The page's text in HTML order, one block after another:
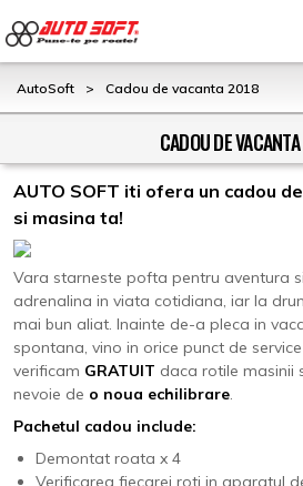
AutoSoft > Cadou de vacanta 2018
CADOU DE
AUTO SOFT iti ofera un cadou
si masina ta!
Vara starneste pofta pentru aventura
adrenalina in viata cotidiana, iar la
mai bun aliat. Inainte de-a pleca in
spontana, vino in orice punct de
verificam GRATUIT daca rotile masinii
nevoie de o noua echilibrare.
Pachetul cadou include:
Demontat roata x 4
Verificarea fiecarei roti in aparatul